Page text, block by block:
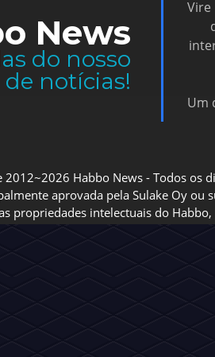
News
do nosso
notícias!
Vire
Um
2012~2026 Habbo News - Todos os
aprovada pela Sulake Oy ou
propriedades intelectuais do